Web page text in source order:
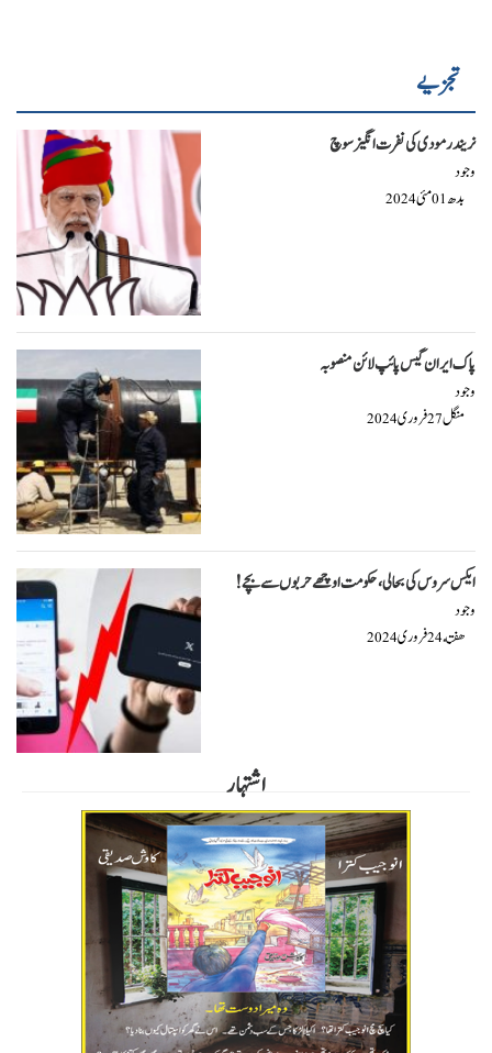
تجزیے
نریندر مودی کی نفرت انگیز سوچ
وجود
بدھ01مئی2024
پاک ایران گیس پائپ لائن منصوبہ
وجود
منگل27فروری2024
ایکس سروس کی بحالی ، حکومت اوچھے حربوں سے بچے!
وجود
هفته24فروری2024
اشتہار